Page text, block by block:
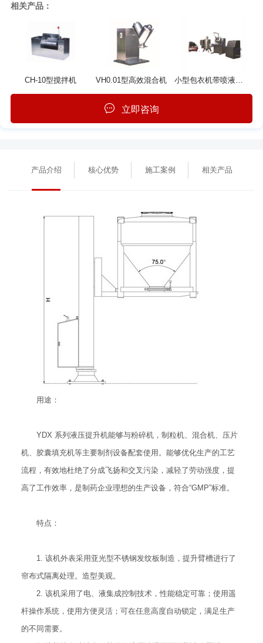
相关产品：
CH-10型搅拌机 VH0.01型高效混合机
立即咨询
产品介绍 核心优势 施工案例 相关产品
用途：
YDX 系列液压提升机能够与粉碎机，制粒机、混合机、压片
机、胶囊填充机等主要制剂设备配套使用。能够优化生产的工艺
流程，有效地杜绝了分成飞扬和交叉污染，减轻了劳动强度，提
高了工作效率，是制药企业理想的生产设备，符合“GMP”标准。
特点：
1. 该机外表采用亚光型不锈钢发纹板制造，提升臂槽进行了
帘布式隔离处理。造型美观。
2. 该机采用了电、液集成控制技术，性能稳定可靠；使用遥
杆操作系统，使用方便灵活；可在任意高度自动锁定，满足生产
的不同需要。